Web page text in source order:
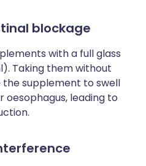
blockage
with a full glass
Taking them without
the supplement to swell
leading to